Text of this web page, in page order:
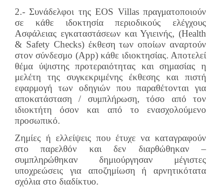
2.- Συνάδελφοι της EOS Villas πραγματοποιούν
σε κάθε ιδοκτησία περιοδικούς ελέγχους
Ασφάλειας εγκαταστάσεων και Υγιεινής, (Ηealth
& Safety Checks) έκθεση των οποίων αναρτούν
στον σύνδεσμο (App) κάθε ιδιοκτησίας. Αποτελεί
θέμα ύψιστης προτεραιότητας και σημασίας η
μελέτη της συγκεκριμένης έκθεσης και πιστή
εφαρμογή των οδηγιών που παραθέτονται για
αποκατάσταση / συμπλήρωση, τόσο από τον
ιδιοκτήτη όσον και από το ενασχολούμενο
προσωπικό.
Ζημίες ή ελλείψεις που έτυχε να καταγραφούν
στο παρελθόν και δεν διαρθώθηκαν –
συμπληρώθηκαν δημιούργησαν μέγιστες
υποχρεώσεις για αποζημίωση ή αρνητικότατα
σχόλια στο διαδίκτυο.